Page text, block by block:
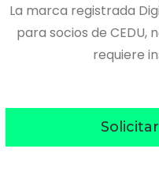
La marca registrada
para socios de CEDU,
requiere